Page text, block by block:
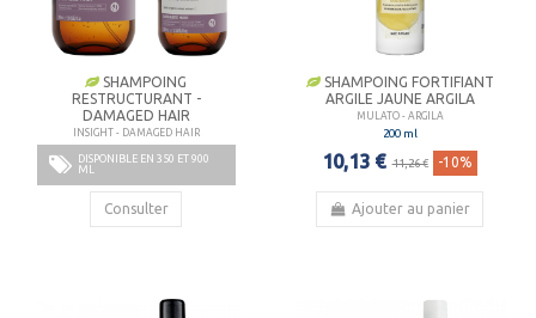
SHAMPOING
RESTRUCTURANT -
DAMAGED HAIR
INSIGHT - DAMAGED HAIR
DISPONIBLE EN 350 ET 900
ML
Consulter
SHAMPOING FORTIFIANT
ARGILE JAUNE ARGILA
MULATO - ARGILA
200 ml
10,13 € 11,26 € -10%
Ajouter au panier